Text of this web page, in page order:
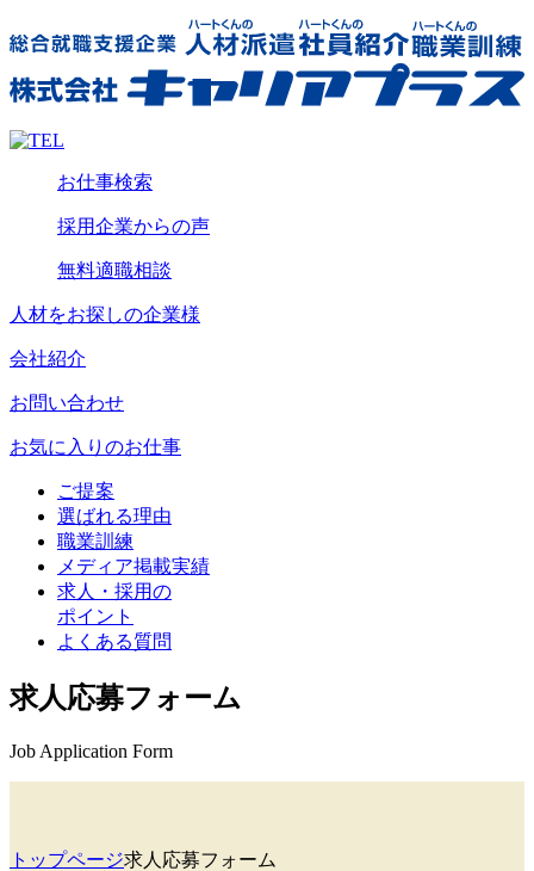
お仕事検索
採用企業からの声
無料適職相談
人材をお探しの企業様
会社紹介
お問い合わせ
お気に入りのお仕事
ご提案
選ばれる理由
職業訓練
メディア掲載実績
求人・採用の
ポイント
よくある質問
求人応募フォーム
Job Application Form
トップページ求人応募フォーム